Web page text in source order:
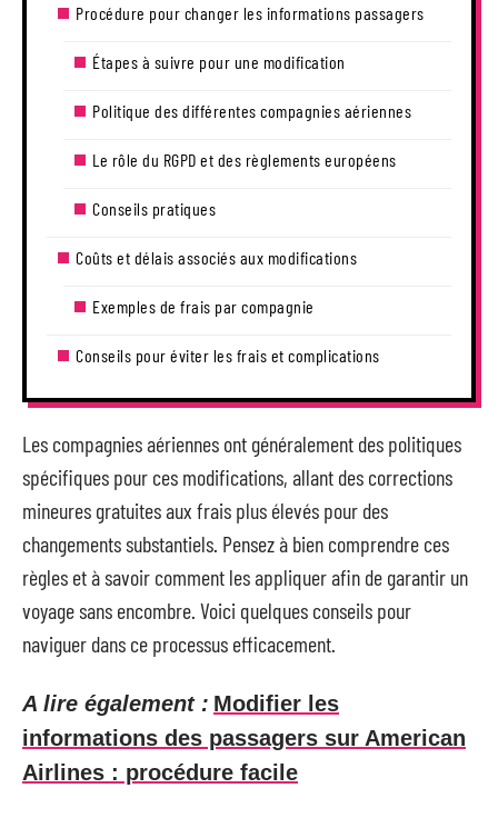
Procédure pour changer les informations passagers
Étapes à suivre pour une modification
Politique des différentes compagnies aériennes
Le rôle du RGPD et des règlements européens
Conseils pratiques
Coûts et délais associés aux modifications
Exemples de frais par compagnie
Conseils pour éviter les frais et complications
Les compagnies aériennes ont généralement des politiques
spécifiques pour ces modifications, allant des corrections
mineures gratuites aux frais plus élevés pour des
changements substantiels. Pensez à bien comprendre ces
règles et à savoir comment les appliquer afin de garantir un
voyage sans encombre. Voici quelques conseils pour
naviguer dans ce processus efficacement.
A lire également : Modifier les
informations des passagers sur American
Airlines : procédure facile